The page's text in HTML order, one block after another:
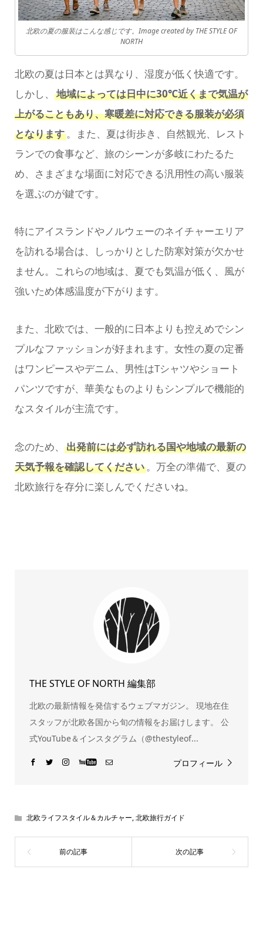
北欧の夏の服装はこんな感じです。Image created by THE STYLE OF
NORTH
北欧の夏は日本とは異なり、湿度が低く快適です。
しかし、
地域によっては日中に30℃近くまで気温が
上がることもあり、寒暖差に対応できる服装が必須
となります 。また、夏は街歩き、自然観光、レスト
ランでの食事など、旅のシーンが多岐にわたるた
め、さまざまな場面に対応できる汎用性の高い服装
を選ぶのが鍵です。
特にアイスランドやノルウェーのネイチャーエリア
を訪れる場合は、しっかりとした防寒対策が欠かせ
ません。これらの地域は、夏でも気温が低く、風が
強いため体感温度が下がります。
また、北欧では、一般的に日本よりも控えめでシン
プルなファッションが好まれます。女性の夏の定番
はワンピースやデニム、男性はTシャツやショート
パンツですが、華美なものよりもシンプルで機能的
なスタイルが主流です。
念のため、
出発前には必ず訪れる国や地域の最新の
天気予報を確認してください。万全の準備で、夏の
北欧旅行を存分に楽しんでくださいね。
THE STYLE OF NORTH 編集部
北欧の最新情報を発信するウェブマガジン。 現地在住
スタッフが北欧各国から旬の情報をお届けします。 公
式YouTube＆インスタグラム（@thestyleof...
プロフィール
北欧ライフスタイル＆カルチャー,北欧旅行ガイド